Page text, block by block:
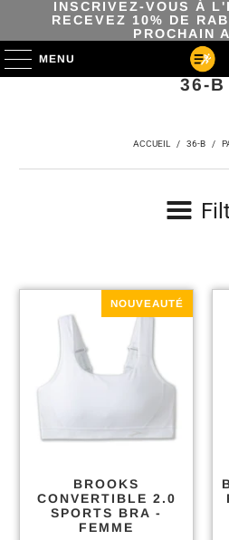
INSCRIVEZ-VOUS À
RECEVEZ 10% DE
PROCHAIN
MENU
36-B
ACCUEIL / 36-B /
NOUVEAUTÉ
BROOKS
CONVERTIBLE 2.0
SPORTS BRA -
FEMME